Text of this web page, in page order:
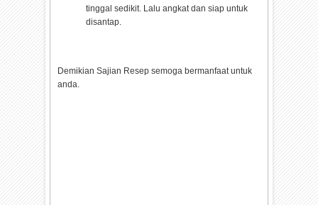
tinggal sedikit. Lalu angkat dan siap untuk
disantap.
Demikian Sajian Resep semoga bermanfaat untuk
anda.